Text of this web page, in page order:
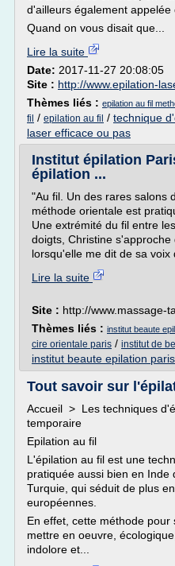
d'ailleurs également appelée
Quand on vous disait que...
Lire la suite
Date: 2017-11-27 20:08:05
Site : http://www.epilation-
Thèmes liés : epilation au fil
fil / epilation au fil / technique
laser efficace ou pas
Institut épilation
épilation ...
"Au fil. Un des rares salons
méthode orientale est
Une extrémité du fil entre
doigts, Christine
lorsqu'elle me dit de sa voix
Lire la suite
Site : http://www.massage-
Thèmes liés : institut beaute
cire orientale paris / institut de
institut beaute epilation paris
Tout savoir sur
Accueil > Les techniques
temporaire
Epilation au fil
L'épilation au fil est une
pratiquée aussi bien en Inde
Turquie, qui séduit de plus
européennes.
En effet, cette méthode
mettre en oeuvre,
indolore et...